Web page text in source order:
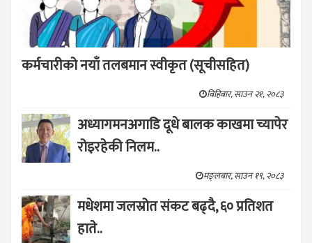
कर्मचारीको नयाँ तलबमान स्वीकृत (सूचीसहित)
बिहिबार, साउन २१, २०८३
अध्यागमनअगाडि दूधे बालक काखमा च्यापेर
रोइरहेकी निलम..
मङ्लबार, साउन १९, २०८३
मधेशमा जलस्रोत संकट बढ्दै, ६० प्रतिशत
हाते..